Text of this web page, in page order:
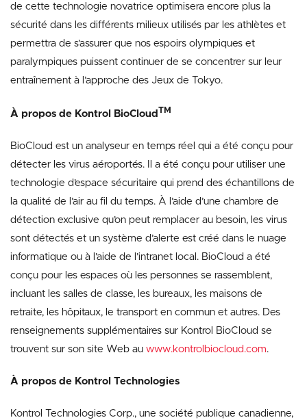
de cette technologie novatrice optimisera encore plus la
sécurité dans les différents milieux utilisés par les athlètes et
permettra de s’assurer que nos espoirs olympiques et
paralympiques puissent continuer de se concentrer sur leur
entraînement à l’approche des Jeux de Tokyo.
À propos de Kontrol BioCloud TM
BioCloud est un analyseur en temps réel qui a été conçu pour
détecter les virus aéroportés. Il a été conçu pour utiliser une
technologie d’espace sécuritaire qui prend des échantillons de
la qualité de l’air au fil du temps. À l’aide d’une chambre de
détection exclusive qu’on peut remplacer au besoin, les virus
sont détectés et un système d’alerte est créé dans le nuage
informatique ou à l’aide de l’intranet local. BioCloud a été
conçu pour les espaces où les personnes se rassemblent,
incluant les salles de classe, les bureaux, les maisons de
retraite, les hôpitaux, le transport en commun et autres. Des
renseignements supplémentaires sur Kontrol BioCloud se
trouvent sur son site Web au www.kontrolbiocloud.com.
À propos de Kontrol Technologies
Kontrol Technologies Corp., une société publique canadienne,